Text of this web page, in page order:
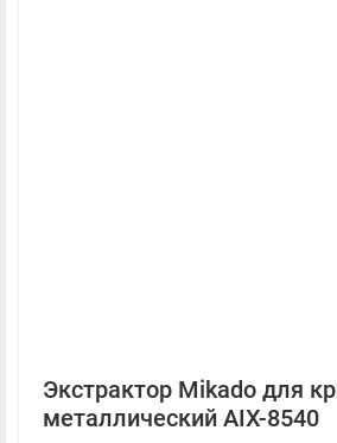
Экстрактор Mikado для
металлический AIX-8540